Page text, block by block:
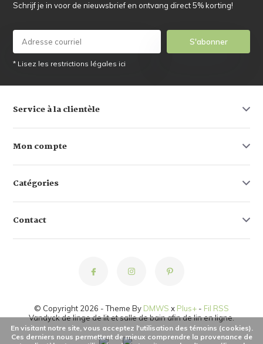
Schrijf je in voor de nieuwsbrief en ontvang direct 5% korting!
S'abonner
* Lisez les restrictions légales ici
Service à la clientèle
Mon compte
Catégories
Contact
© Copyright 2026 - Theme By DMWS x Plus+ - Fil RSS
Vandyck de linge de lit et salle de bain afin de lin en ligne.
En visitant notre site, vous acceptez l'utilisation des témoins (cookies).
Ces derniers nous permettent de mieux comprendre la provenance de